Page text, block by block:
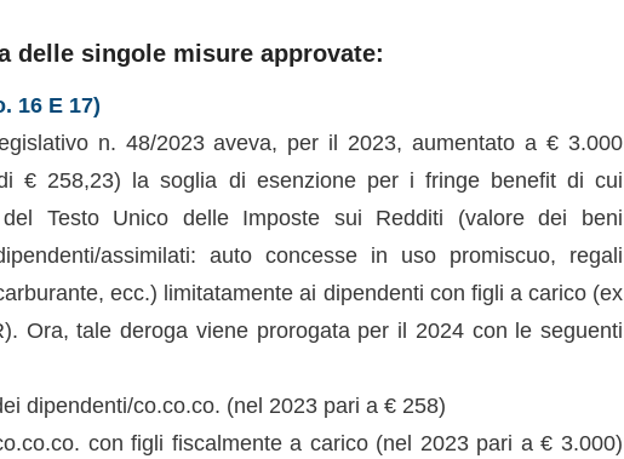
delle singole misure approvate:
16 E 17)
n. 48/2023 aveva, per il 2023, aumentato a € 3.000
€ 258,23) la soglia di esenzione per i fringe benefit di cui
Testo Unico delle Imposte sui Redditi (valore dei beni
assimilati: auto concesse in uso promiscuo, regali
ecc.) limitatamente ai dipendenti con figli a carico (ex
Ora, tale deroga viene prorogata per il 2024 con le seguenti
dipendenti/co.co.co. (nel 2023 pari a € 258)
con figli fiscalmente a carico (nel 2023 pari a € 3.000)